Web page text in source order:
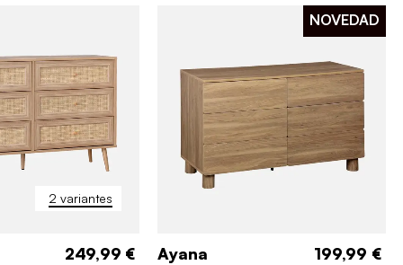
2 variantes
249,99 €
NOVEDAD
Ayana 199,99 €